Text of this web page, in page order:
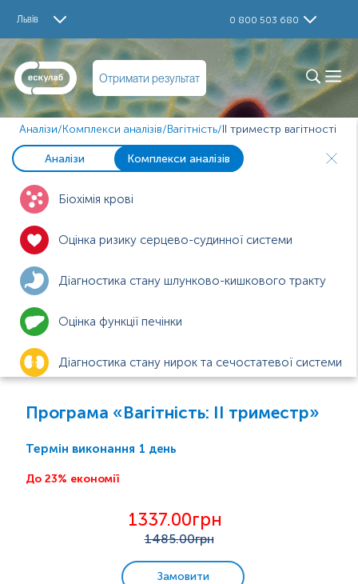
Львів 0 800 503 680
Отримати результат
Аналізи/Комплекси аналізів/Вагітність/ІІ триместр вагітності
Аналізи Комплекси аналізів
Біохімія крові
Оцінка ризику серцево-судинної системи
Діагностика стану шлунково-кишкового тракту
Оцінка функції печінки
Діагностика стану нирок та сечостатевої системи
Цукровий діабет
Діагностика функцій щитоподібної залози
Планування вагітності
Програма «Вагітність: ІІ триместр»
Термін виконання 1 день
До 23% економії
1337.00грн
1485.00грн
Замовити